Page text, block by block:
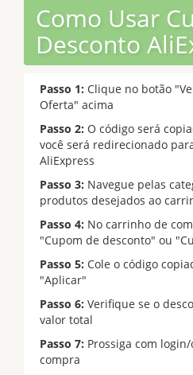
Como Usar
Desconto
Passo 1: Clique no botão
Oferta" acima
Passo 2: O código será
você será redirecionado
AliExpress
Passo 3: Navegue pelas
produtos desejados ao
Passo 4: No carrinho de
"Cupom de desconto" ou
Passo 5: Cole o código
"Aplicar"
Passo 6: Verifique se o
valor total
Passo 7: Prossiga com
compra